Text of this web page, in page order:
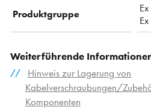
Produktgruppe
Weiterführende
Hinweis zur Lagerung von
Kabelverschraubungen/
Komponenten